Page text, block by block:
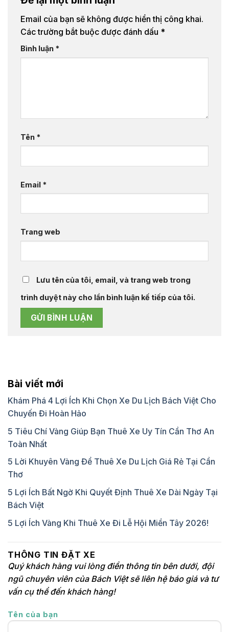
Email của bạn sẽ không được hiển thị công khai.
Các trường bắt buộc được đánh dấu *
Bình luận *
Tên *
Email *
Trang web
Lưu tên của tôi, email, và trang web trong
trình duyệt này cho lần bình luận kế tiếp của tôi.
Bài viết mới
Khám Phá 4 Lợi Ích Khi Chọn Xe Du Lịch Bách Việt Cho
Chuyến Đi Hoàn Hảo
5 Tiêu Chí Vàng Giúp Bạn Thuê Xe Uy Tín Cần Thơ An
Toàn Nhất
5 Lời Khuyên Vàng Để Thuê Xe Du Lịch Giá Rẻ Tại Cần
Thơ
5 Lợi Ích Bất Ngờ Khi Quyết Định Thuê Xe Dài Ngày Tại
Bách Việt
5 Lợi Ích Vàng Khi Thuê Xe Đi Lễ Hội Miền Tây 2026!
THÔNG TIN ĐẶT XE
Quý khách hàng vui lòng điền thông tin bên dưới, đội
ngũ chuyên viên của Bách Việt sẽ liên hệ báo giá và tư
vấn cụ thể đến khách hàng!
Tên của bạn